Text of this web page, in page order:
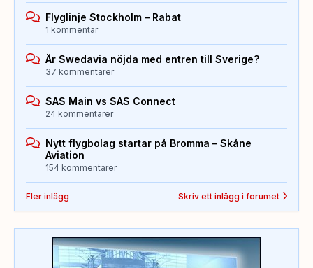
Flyglinje Stockholm – Rabat
1 kommentar
Är Swedavia nöjda med entren till Sverige?
37 kommentarer
SAS Main vs SAS Connect
24 kommentarer
Nytt flygbolag startar på Bromma – Skåne
Aviation
154 kommentarer
Fler inlägg Skriv ett inlägg i forumet